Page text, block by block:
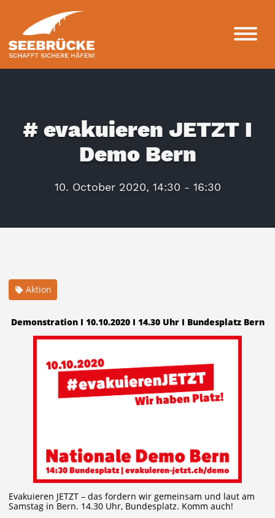
# evakuieren JETZT I
Demo Bern
10. October 2020, 14:30 - 16:30
Aktion
Demonstration I 10.10.2020 I 14.30 Uhr I Bundesplatz Bern
Evakuieren JETZT – das fordern wir gemeinsam und laut am
Samstag in Bern. 14.30 Uhr, Bundesplatz. Komm auch!